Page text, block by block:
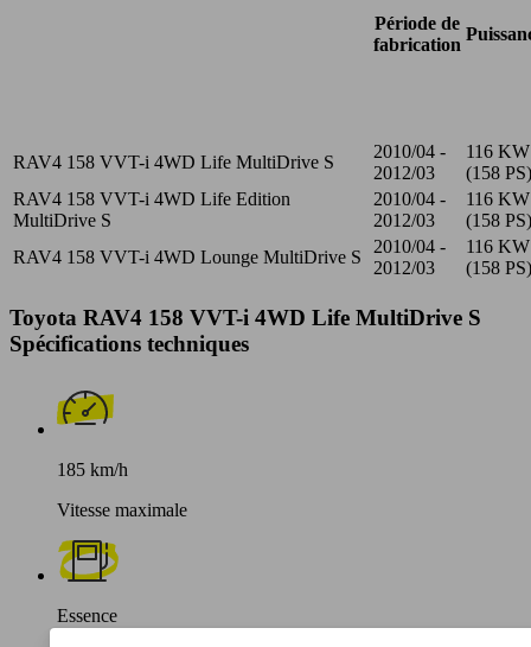
Période de
fabrication
RAV4 158 VVT-i 4WD Life MultiDrive S
2010/04 -
2012/03
116 KW
(158 PS)
RAV4 158 VVT-i 4WD Life Edition
MultiDrive S
2010/04 -
2012/03
116 KW
(158 PS)
RAV4 158 VVT-i 4WD Lounge MultiDrive S
2010/04 -
2012/03
116 KW
(158 PS)
Toyota RAV4 158 VVT-i 4WD Life MultiDrive S
Spécifications techniques
185 km/h
Vitesse maximale
Essence